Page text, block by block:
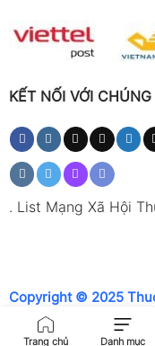
KẾT NỐI VỚI CHÚNG
. List Mạng Xã Hội
Copyright © 2025
Trang chủ Danh mục